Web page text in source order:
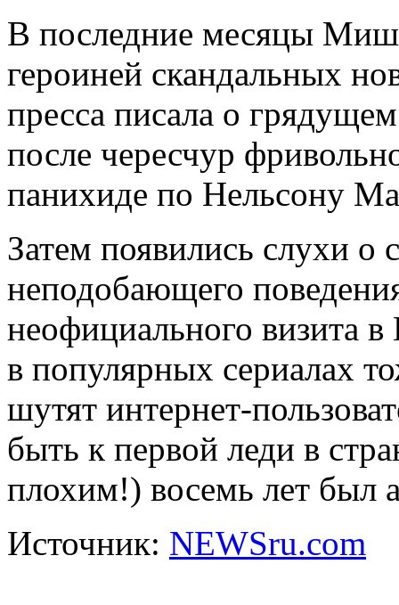
В последние месяцы
героиней скандальных
пресса писала о
после чересчур
панихиде по Нельсону
Затем появились слухи о
неподобающего
неофициального визита
в популярных сериалах
шутят интернет-
быть к первой леди в
плохим!) восемь лет был
Источник: NEWSru.com